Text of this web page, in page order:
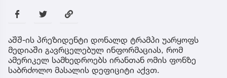
აშშ-ის პრეზიდენტი დონალდ ტრამპი უარყოფს
მედიაში გავრცელებულ ინფორმაციას, რომ
ამერიკელ სამხედროებს ირანთან ომის ფონზე
საბრძოლო მასალის დეფიციტი აქვთ.